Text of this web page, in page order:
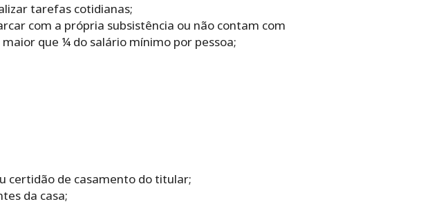
tarefas cotidianas;
com a própria subsistência ou não contam com
que ¼ do salário mínimo por pessoa;
certidão de casamento do titular;
da casa;